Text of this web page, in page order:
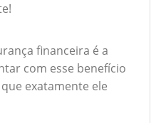
financeira é a
com esse benefício
exatamente ele